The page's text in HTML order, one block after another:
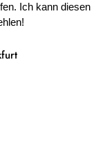
Ich kann diesen